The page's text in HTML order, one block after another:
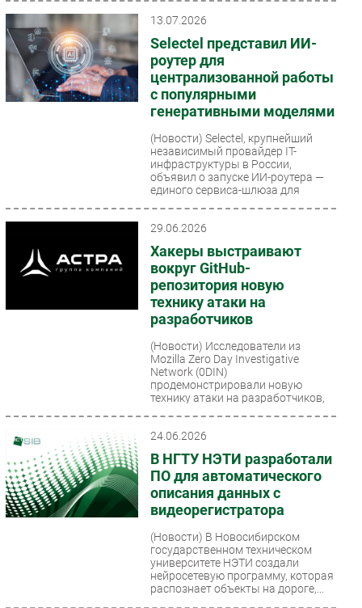
Новости
Аналитика
Интервью
Мероприятия
Проекты
13.07.2026
Selectel представил ИИ-
роутер для
централизованной работы
с популярными
генеративными моделями
(Новости) Selectel, крупнейший
независимый провайдер IT-
инфраструктуры в России,
объявил о запуске ИИ-роутера —
единого сервиса-шлюза для
29.06.2026
Хакеры выстраивают
вокруг GitHub-
репозитория новую
технику атаки на
разработчиков
(Новости) Исследователи из
Mozilla Zero Day Investigative
Network (0DIN)
продемонстрировали новую
технику атаки на разработчиков,
24.06.2026
В НГТУ НЭТИ разработали
ПО для автоматического
описания данных с
видеорегистратора
(Новости) В Новосибирском
государственном техническом
университете НЭТИ создали
нейросетевую программу, которая
распознает объекты на дороге,...